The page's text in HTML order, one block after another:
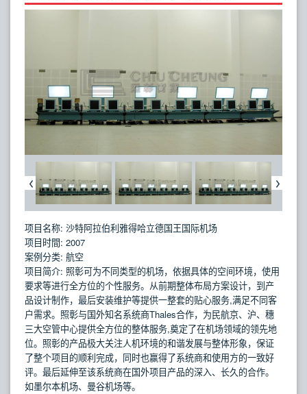
项目名称: 沙特阿拉伯利雅得哈立德国王国际机场
项目时間: 2007
案例分类: 航空
项目简介: 照彰可为不同类型的机场，依据具体的空间环境，使用
要求等进行全方位的个性服务。从前期整体布局方案设计，到产
品设计制作，最后安装维护等提供一整套的贴心服务,满足不同客
户需求。照彰与国外知名系统商Thales合作，为民航京、沪、穗
三大空管中心提供全方位的整体服务,奠定了在机场领域的领先地
位。照彰的产品极大关注人机环境的和谐发展与整体形象，保证
了整个项目的顺利完成，同时也赢得了系统商和使用方的一致好
评。最后延伸至该系统商在国外项目产品的深入、长久的合作。
如墨尔本机场、曼谷机场等。